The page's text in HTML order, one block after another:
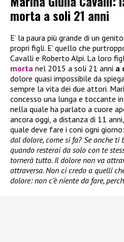
morta a soli 21 anni
E’ la paura più grande di un
propri figli. E’ quello che
Cavalli e Roberto Alpi. La loro
morta nel 2015 a soli 21 anni a
dolore quasi impossibile da
sempre la vita dei due attori.
concesso una lunga e toccante
nella quale ha parlato a cuore
ancora oggi, a distanza di 11
quale deve fare i coni ogni giorno:
dal dolore, come si fa? Se anche
quando resterai da solo con te
tornerà tutto. Il dolore non va
attraversa. Non ci credo a quelli
dolore: non c’è niente da fare,